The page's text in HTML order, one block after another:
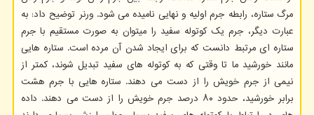
مرگ ستاره، رابطه جرم اولیه و نهایی نامیده می شود. ورنر توضیح داد: به
عبارت دیگر، جرم یک کوتوله سفید را میتوان به صورت مستقیم با جرم
ستاره ای مرتبط دانست که برای ایجاد شدن آن مرده است. ستاره هایی
مانند خورشید ما تا وقتی که به کوتوله های سفید تبدیل شوند، کمتر از
نیمی از جرم خویش را از دست می دهند. ستاره هایی با جرم هشت
برابر خورشید، حدود ۸۰ درصد جرم خویش را از دست می دهند. داده